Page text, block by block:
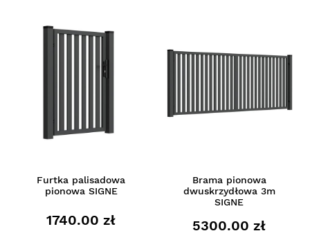
Furtka palisadowa
pionowa SIGNE
1740.00 zł
Brama pionowa
dwuskrzydłowa 3m
SIGNE
5300.00 zł